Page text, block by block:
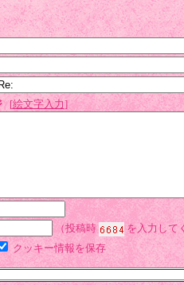
[絵文字入力]
（投稿時
を入力して
クッキー情報を保存